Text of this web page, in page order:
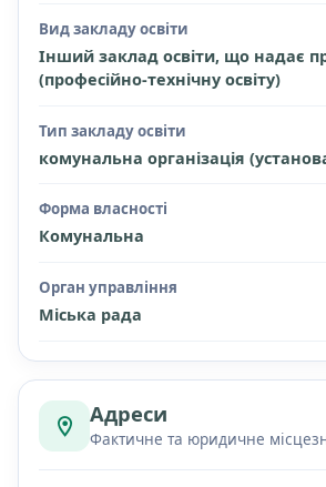
Вид закладу освіти
Інший заклад освіти, що надає
(професійно-технічну освіту)
Тип закладу освіти
комунальна організація
Форма власності
Комунальна
Орган управління
Міська рада
Адреси
Фактичне та юридичне